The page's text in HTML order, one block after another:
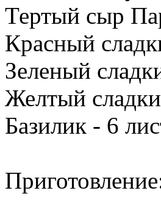
Тертый сыр
Красный
Зеленый
Желтый
Базилик - 6